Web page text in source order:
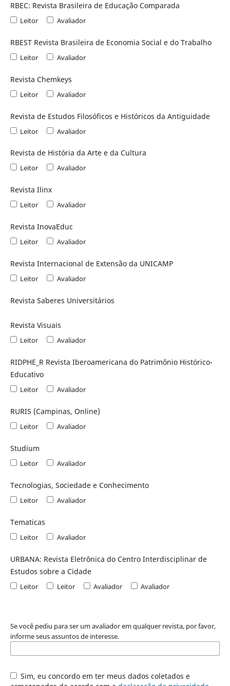
RBEC: Revista Brasileira de Educação Comparada
Leitor Avaliador
RBEST Revista Brasileira de Economia Social e do Trabalho
Leitor Avaliador
Revista Chemkeys
Leitor Avaliador
Revista de Estudos Filosóficos e Históricos da Antiguidade
Leitor Avaliador
Revista de História da Arte e da Cultura
Leitor Avaliador
Revista Ilinx
Leitor Avaliador
Revista InovaEduc
Leitor Avaliador
Revista Internacional de Extensão da UNICAMP
Leitor Avaliador
Revista Saberes Universitários
Revista Visuais
Leitor Avaliador
RIDPHE_R Revista Iberoamericana do Patrimônio Histórico-
Educativo
Leitor Avaliador
RURIS (Campinas, Online)
Leitor Avaliador
Studium
Leitor Avaliador
Tecnologias, Sociedade e Conhecimento
Leitor Avaliador
Tematicas
Leitor Avaliador
URBANA: Revista Eletrônica do Centro Interdisciplinar de
Estudos sobre a Cidade
Leitor Leitor Avaliador Avaliador
Se você pediu para ser um avaliador em qualquer revista, por favor,
informe seus assuntos de interesse.
Sim, eu concordo em ter meus dados coletados e